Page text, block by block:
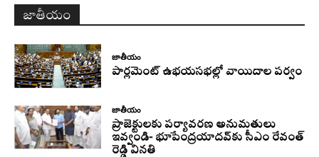
జాతీయం
జాతీయం
పార్లమెంట్ ఉభయసభల్లో వాయిదాల పర్వం
జాతీయం
ప్రాజెక్టులకు పర్యావరణ అనుమతులు
ఇవ్వండి- భూపేంద్రయాదవ్‌కు సీఎం రేవంత్‌
రెడ్డి వినతి